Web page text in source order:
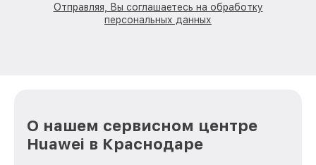
Отправляя, Вы соглашаетесь на обработку
персональных данных
О нашем сервисном центре
Huawei в Краснодаре